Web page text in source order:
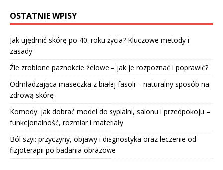
OSTATNIE WPISY
Jak ujędrnić skórę po 40. roku życia? Kluczowe metody i
zasady
Źle zrobione paznokcie żelowe – jak je rozpoznać i poprawić?
Odmładzająca maseczka z białej fasoli – naturalny sposób na
zdrową skórę
Komody: jak dobrać model do sypialni, salonu i przedpokoju –
funkcjonalność, rozmiar i materiały
Ból szyi: przyczyny, objawy i diagnostyka oraz leczenie od
fizjoterapii po badania obrazowe